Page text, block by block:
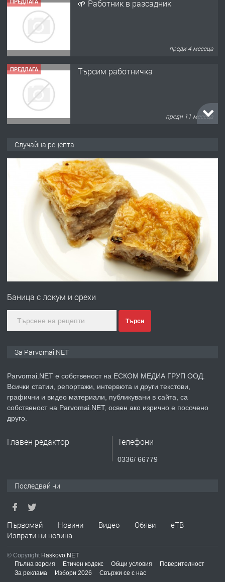
🌱 Работник в разсадник
преди 4 месеца
ПРЕДЛАГА Търсим работничка
преди 11 месеца
преди 1 година
Работа за общи работници
преди 1 година
Първи поход "По стъпките на Ангел
преди 1 година
ПРЕДЛАГА Уроци по Математика
преди 1 година
Случайна рецепта
Баница с локум и орехи
Търси
За Parvomai.NET
Parvomai.NET е собственост на ЕСКОМ МЕДИА ГРУП ООД.
Всички статии, репортажи, интервюта и други текстови,
графични и видео материали, публикувани в сайта, са
собственост на Parvomai.NET, освен ако изрично е посочено
друго.
Главен редактор Телефони
0336/ 66779
Последвай ни
Първомай Новини Видео Обяви
еТВ
Изпрати ни новина
© Copyright Haskovo.NET
Пълна версия
Етичен кодекс Общи условия
Поверителност
За реклама
Избори 2026 Свържи се с нас